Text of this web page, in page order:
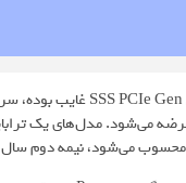
نیمه دوم سال 2025 به بازار می‌آید.